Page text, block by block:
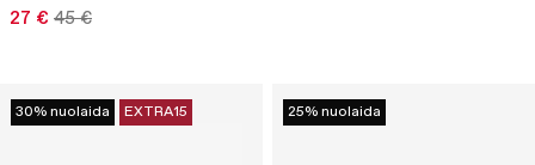
27 € 45 €
30% nuolaida EXTRA15 25% nuolaida